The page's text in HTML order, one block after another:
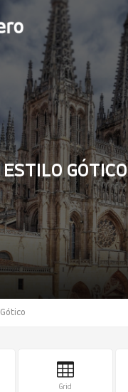
ESTILO GÓTICO
Gótico
Grid